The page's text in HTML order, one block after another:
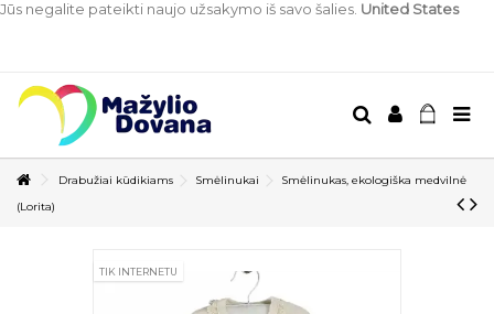
Jūs negalite pateikti naujo užsakymo iš savo šalies. United States
Drabužiai kūdikiams Smėlinukai
Smėlinukas, ekologiška medvilnė
(Lorita)
TIK INTERNETU